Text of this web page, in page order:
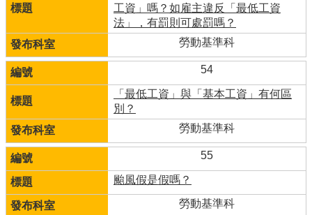
工資」嗎？如雇主違反「最低工資
法」，有罰則可處罰嗎？
勞動基準科
54
「最低工資」與「基本工資」有何區
別？
勞動基準科
55
颱風假是假嗎？
勞動基準科